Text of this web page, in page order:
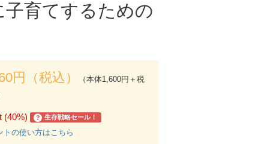
育てするための
円（税込）
（本体1,600円＋税
(40%) ? 生存戦略セール！
トの使い方はこちら